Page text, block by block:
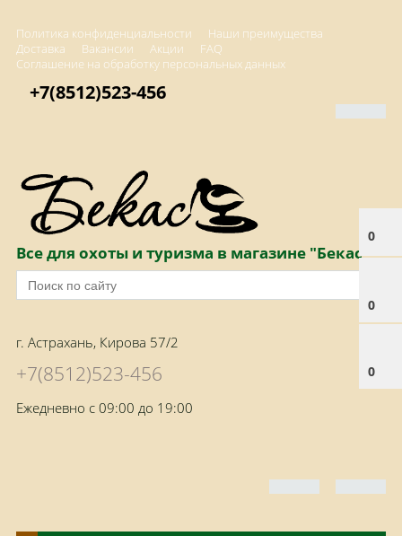
Политика конфиденциальности
Наши преимущества
Доставка
Вакансии Акции
FAQ
Соглашение на обработку персональных данных
0
0
0
+7(8512)523-456
Все для охоты и туризма в магазине "Бекас"
г. Астрахань, Кирова 57/2
+7(8512)523-456
Ежедневно с 09:00 до 19:00